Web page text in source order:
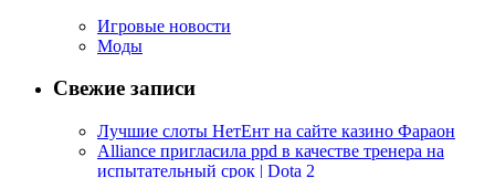
Игровые новости
Моды
Свежие записи
Лучшие слоты НетЕнт на сайте казино Фараон
Alliance пригласила ppd в качестве тренера на
испытательный срок | Dota 2